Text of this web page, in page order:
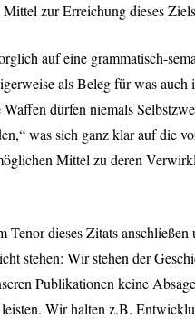
zur Erreichung dieses
auf eine grammatisch-
als Beleg für was
dürfen niemals
was sich ganz klar auf die
Mittel zu deren
Tenor dieses Zitats
stehen: Wir stehen der
Publikationen keine
Wir halten z.B.